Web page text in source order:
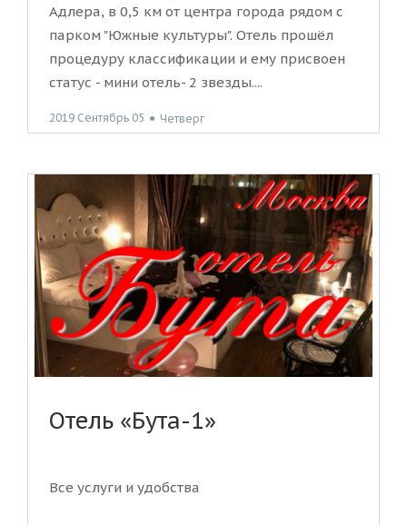
Адлера, в 0,5 км от центра города рядом с
парком "Южные культуры". Отель прошёл
процедуру классификации и ему присвоен
статус - мини отель- 2 звезды....
2019 Сентябрь 05 ● Четверг
Отель «Бута-1»
Все услуги и удобства